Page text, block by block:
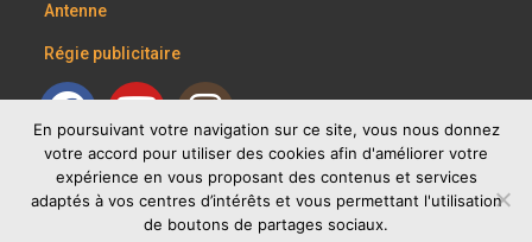
Antenne
Régie publicitaire
En poursuivant votre navigation sur ce site, vous nous donnez
votre accord pour utiliser des cookies afin d'améliorer votre
expérience en vous proposant des contenus et services
adaptés à vos centres d’intérêts et vous permettant l'utilisation
de boutons de partages sociaux.